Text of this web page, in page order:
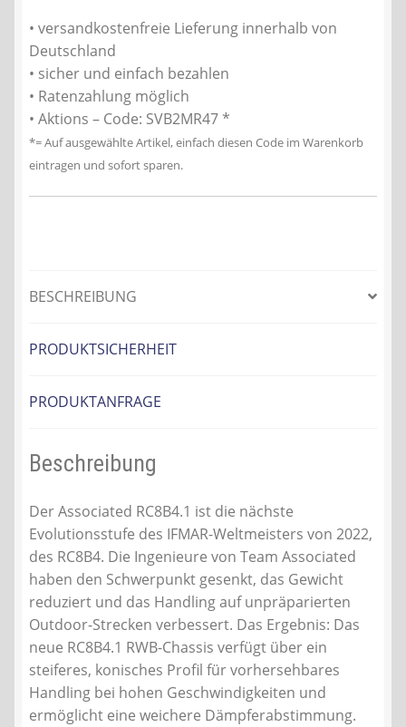
• versandkostenfreie Lieferung innerhalb von
Deutschland
• sicher und einfach bezahlen
• Ratenzahlung möglich
• Aktions – Code: SVB2MR47 *
*= Auf ausgewählte Artikel, einfach diesen Code im Warenkorb
eintragen und sofort sparen.
BESCHREIBUNG
PRODUKTSICHERHEIT
PRODUKTANFRAGE
Beschreibung
Der Associated RC8B4.1 ist die nächste
Evolutionsstufe des IFMAR-Weltmeisters von 2022,
des RC8B4. Die Ingenieure von Team Associated
haben den Schwerpunkt gesenkt, das Gewicht
reduziert und das Handling auf unpräparierten
Outdoor-Strecken verbessert. Das Ergebnis: Das
neue RC8B4.1 RWB-Chassis verfügt über ein
steiferes, konisches Profil für vorhersehbares
Handling bei hohen Geschwindigkeiten und
ermöglicht eine weichere Dämpferabstimmung.